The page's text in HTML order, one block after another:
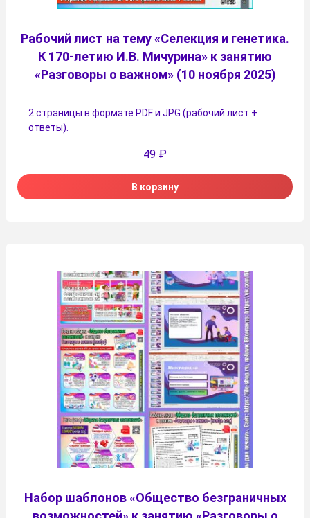
Рабочий лист на тему «Селекция и генетика.
К 170-летию И.В. Мичурина» к занятию
«Разговоры о важном» (10 ноября 2025)
2 страницы в формате PDF и JPG (рабочий лист +
ответы).
49 ₽
В корзину
Набор шаблонов «Общество безграничных